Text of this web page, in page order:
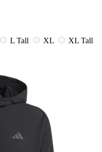
L Tall XL
XL Tall